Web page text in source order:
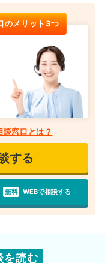
のメリット3つ
談窓口とは？
する
無料 WEBで相談する
を読む